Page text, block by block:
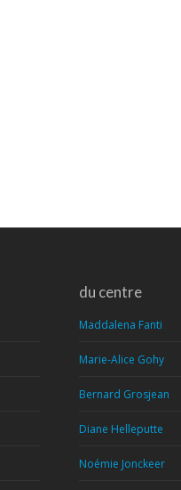
du centre
Maddalena Fanti
Marie-Alice Gohy
Bernard Grosjean
Diane Helleputte
Noémie Jonckeer